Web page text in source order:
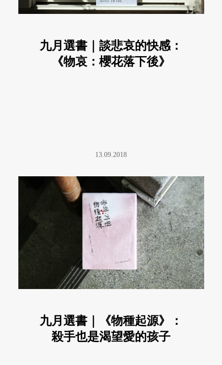
九月選書｜談悲哀的快感：
《物哀：櫻花落下後》
13.09.2018
九月選書｜《物種起源》：
殺手也是渴望愛的孩子